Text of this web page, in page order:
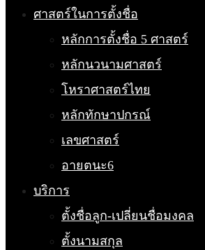
ศาสตร์ในการตั้งชื่อ
หลักการตั้งชื่อ 5 ศาสตร์
หลักนวนามศาสตร์
โหราศาสตร์ไทย
หลักทักษาปกรณ์
เลขศาสตร์
อายตนะ6
บริการ
ตั้งชื่อลูก-เปลี่ยนชื่อมงคล
ตั้งนามสกุล